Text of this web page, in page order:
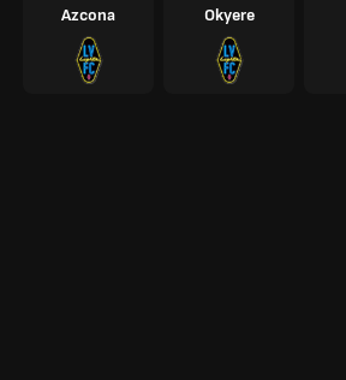
Azcona Okyere